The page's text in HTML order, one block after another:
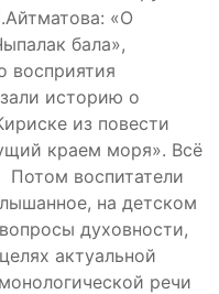
«О
бала»,
восприятия
историю о
из повести
краем моря». Всё
Потом воспитатели
на детском
духовности,
актуальной
речи